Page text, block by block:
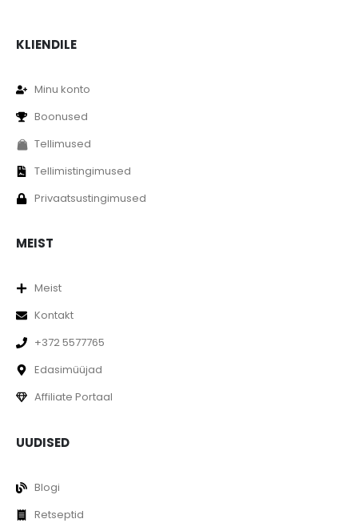
KLIENDILE
Minu konto
Boonused
Tellimused
Tellimistingimused
Privaatsustingimused
MEIST
Meist
Kontakt
+372 5577765
Edasimüüjad
Affiliate Portaal
UUDISED
Blogi
Retseptid